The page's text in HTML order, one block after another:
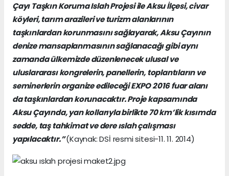
Çayı Taşkın Koruma Islah Projesi ile Aksu İlçesi, civar
köyleri, tarım arazileri ve turizm alanlarının
taşkınlardan korunmasını sağlayarak, Aksu Çayının
denize mansaplanmasının sağlanacağı gibi aynı
zamanda ülkemizde düzenlenecek ulusal ve
uluslararası kongrelerin, panellerin, toplantıların ve
seminerlerin organize edileceği EXPO 2016 fuar alanı
da taşkınlardan korunacaktır. Proje kapsamında
Aksu Çayında, yan kollarıyla birlikte 70 km’lik kısımda
sedde, taş tahkimat ve dere ıslah çalışması
yapılacaktır.”(Kaynak: DSİ resmi sitesi-11. 11. 2014)